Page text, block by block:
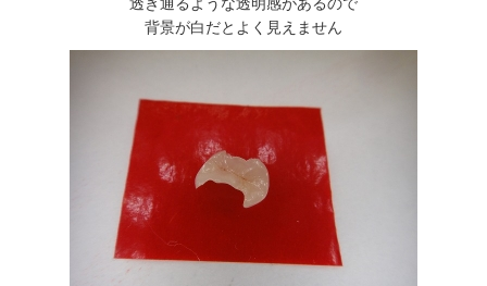
背景が白だとよく見えません